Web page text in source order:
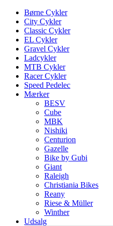
Børne Cykler
City Cykler
Classic Cykler
EL Cykler
Gravel Cykler
Ladcykler
MTB Cykler
Racer Cykler
Speed Pedelec
Mærker
BESV
Cube
MBK
Nishiki
Centurion
Gazelle
Bike by Gubi
Giant
Raleigh
Christiania Bikes
Reany
Riese & Müller
Winther
Udsalg